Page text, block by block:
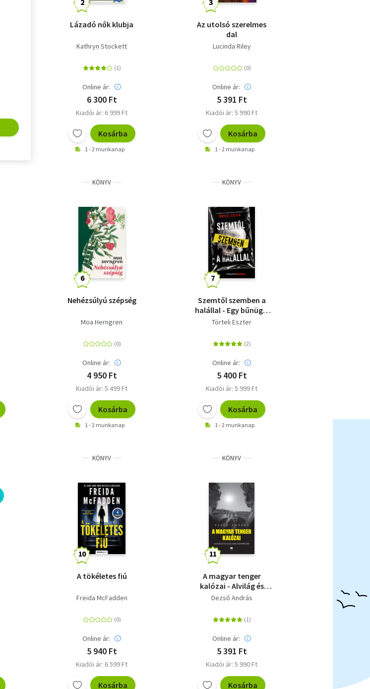
Lázadó nők klubja
Kathryn Stockett
Online ár:
6 300 Ft
Kiadói ár: 6 999 Ft
Kosárba
1 - 2 munkanap
Az utolsó szerelmes
dal
Lucinda Riley
Online ár:
5 391 Ft
Kiadói ár: 5 990 Ft
Kosárba
1 - 2 munkanap
KÖNYV
Nehézsúlyú szépség
Moa Herngren
Online ár:
4 950 Ft
Kiadói ár: 5 499 Ft
Kosárba
1 - 2 munkanap
KÖNYV
Szemtől szemben a
halállal - Egy bűnügyi
helyszínelő megrázó
Törteli Eszter
Online ár:
5 400 Ft
Kiadói ár: 5 999 Ft
Kosárba
1 - 2 munkanap
KÖNYV
A tökéletes fiú
Freida McFadden
Online ár:
5 940 Ft
Kiadói ár: 6 599 Ft
Kosárba
KÖNYV
A magyar tenger
kalózai - Alvilág és
felvilág a Balaton
Dezső András
Online ár:
5 391 Ft
Kiadói ár: 5 990 Ft
Kosárba